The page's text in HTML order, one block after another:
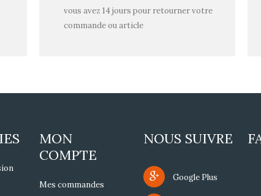
vous avez 14 jours pour retourner votre
commande ou article
MON
COMPTE
Mes commandes
NOUS SUIVRE
Google Plus